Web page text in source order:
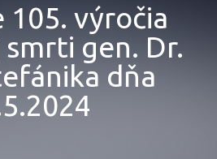
105. výročia
gen. Dr.
dňa